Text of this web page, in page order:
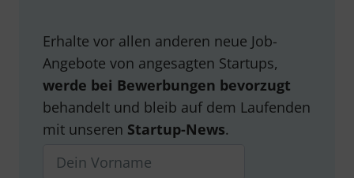
Erhalte vor allen anderen neue Job-
Angebote von angesagten Startups,
werde bei Bewerbungen bevorzugt
behandelt und bleib auf dem Laufenden
mit unseren Startup-News.